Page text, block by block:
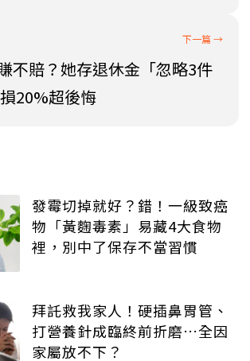
不賠？她存退休金「忽略3件
20%超後悔
發霉切掉就好？錯！一級致癌
物「黃麴毒素」易藏4大食物
裡，別中了保存不當習慣
拜託救我家人！硬插鼻胃管、
打營養針成臨終前折磨…全因
家屬放不下？